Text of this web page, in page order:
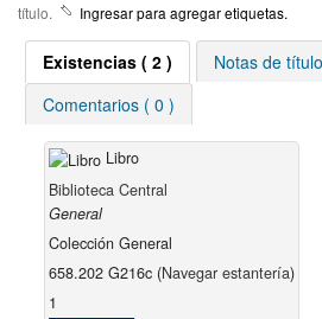
título.
Ingresar para agregar etiquetas.
Existencias( 2 )
Notas de título
Comentarios ( 0 )
Libro
Biblioteca Central
General
Colección General
658.202 G216c (Navegar estantería)
1